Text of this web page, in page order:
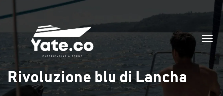
Vai al contenuto
Rivoluzione blu di Lancha